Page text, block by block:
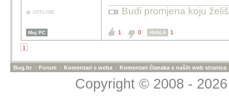
OFFLINE
Budi promjena koju
Moj PC 1 0 HVALA 1
1
Bug.hr » Forum » Komentari s weba » Komentari članaka s naših web stranica
Copyright © 2008 -